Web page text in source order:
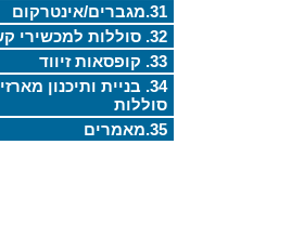
31.מגברים/אינטרקום
32. סוללות למכשירי קשר
33. קופסאות זיווד
34. בניית ותיכנון מארזי
סוללות
35.מאמרים